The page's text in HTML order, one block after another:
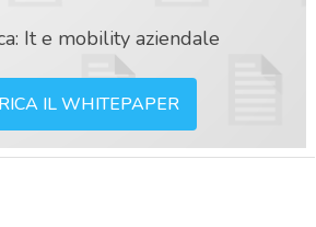
It e mobility aziendale
IL WHITEPAPER